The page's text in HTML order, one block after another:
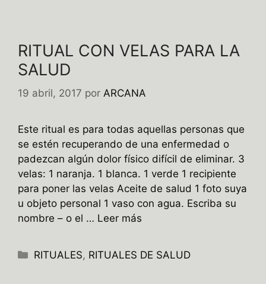
RITUAL CON VELAS PARA LA
SALUD
19 abril, 2017 por ARCANA
Este ritual es para todas aquellas personas que
se estén recuperando de una enfermedad o
padezcan algún dolor físico difícil de eliminar. 3
velas: 1 naranja. 1 blanca. 1 verde 1 recipiente
para poner las velas Aceite de salud 1 foto suya
u objeto personal 1 vaso con agua. Escriba su
nombre – o el … Leer más
Categorías
RITUALES, RITUALES DE SALUD